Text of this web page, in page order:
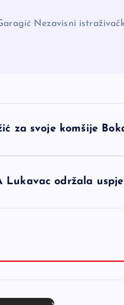
Nezavisni
za svoje komšije
Lukavac održala